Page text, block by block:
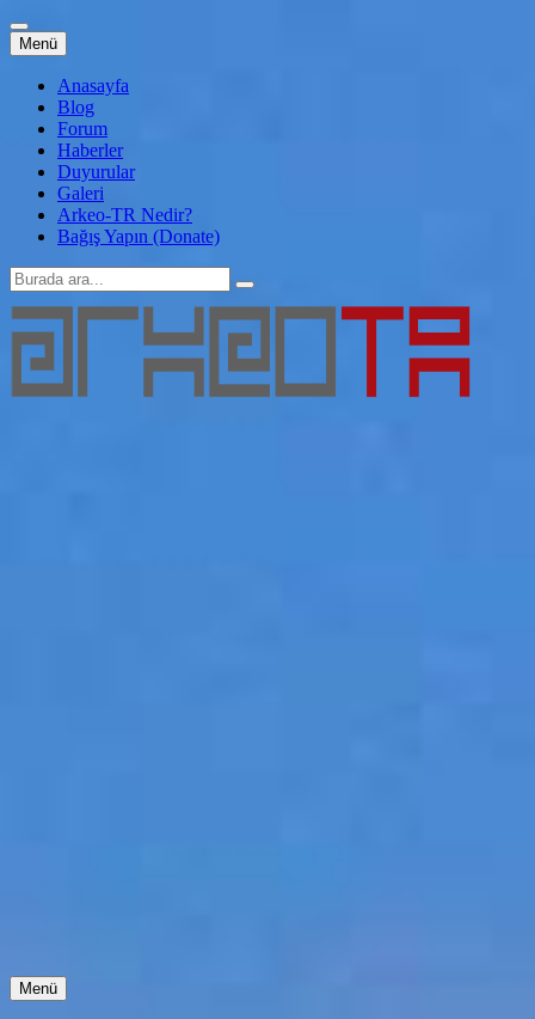
Menü İçeriğe
atla
Anasayfa
Blog
Forum
Haberler
Duyurular
Galeri
Arkeo-TR Nedir?
Bağış Yapın (Donate)
Arama:
Menü İçeriğe
atla